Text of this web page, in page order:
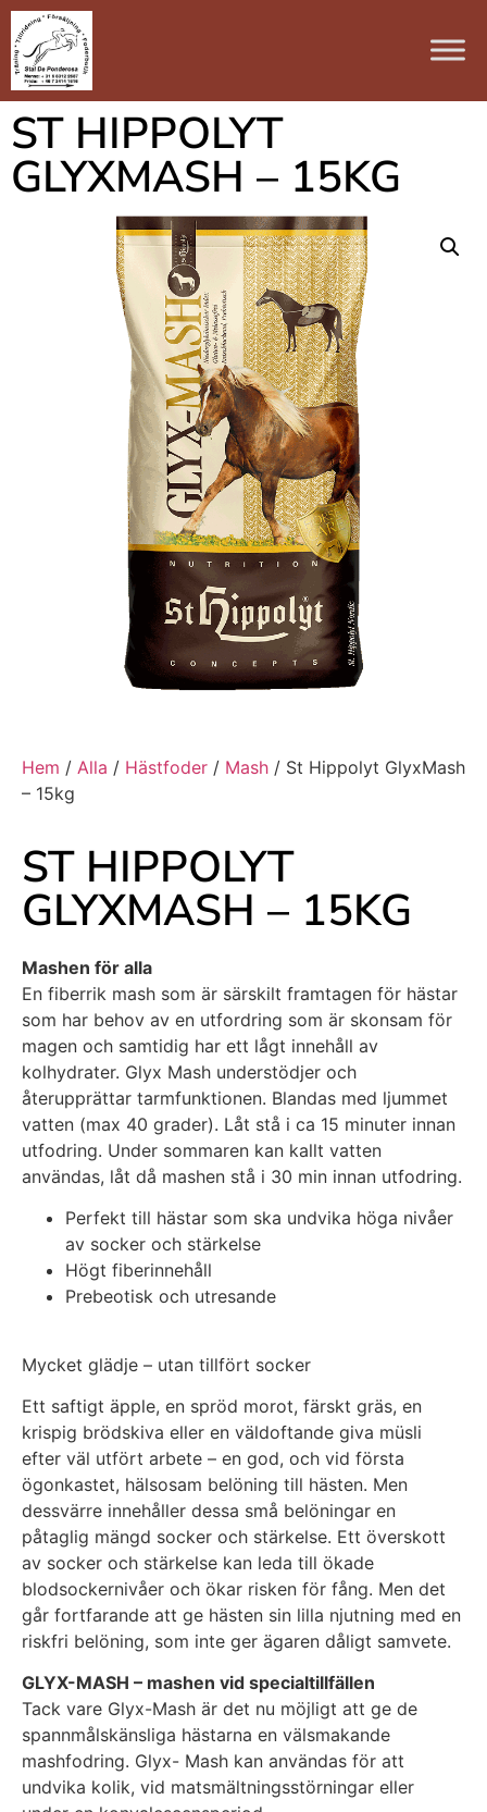
ST HIPPOLYT
GLYXMASH – 15KG
Hem / Alla / Hästfoder / Mash / St Hippolyt GlyxMash
– 15kg
ST HIPPOLYT
GLYXMASH – 15KG
Mashen för alla
En fiberrik mash som är särskilt framtagen för hästar
som har behov av en utfordring som är skonsam för
magen och samtidig har ett lågt innehåll av
kolhydrater. Glyx Mash understödjer och
återupprättar tarmfunktionen. Blandas med ljummet
vatten (max 40 grader). Låt stå i ca 15 minuter innan
utfodring. Under sommaren kan kallt vatten
användas, låt då mashen stå i 30 min innan utfodring.
Perfekt till hästar som ska undvika höga nivåer
av socker och stärkelse
Högt fiberinnehåll
Prebeotisk och utresande
Mycket glädje – utan tillfört socker
Ett saftigt äpple, en spröd morot, färskt gräs, en
krispig brödskiva eller en väldoftande giva müsli
efter väl utfört arbete – en god, och vid första
ögonkastet, hälsosam belöning till hästen. Men
dessvärre innehåller dessa små belöningar en
påtaglig mängd socker och stärkelse. Ett överskott
av socker och stärkelse kan leda till ökade
blodsockernivåer och ökar risken för fång. Men det
går fortfarande att ge hästen sin lilla njutning med en
riskfri belöning, som inte ger ägaren dåligt samvete.
GLYX-MASH – mashen vid specialtillfällen
Tack vare Glyx-Mash är det nu möjligt att ge de
spannmålskänsliga hästarna en välsmakande
mashfodring. Glyx- Mash kan användas för att
undvika kolik, vid matsmältningsstörningar eller